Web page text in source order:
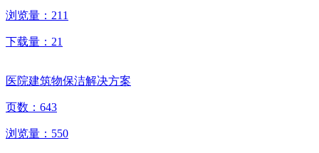
浏览量： 211
下载量： 21
医院建筑物保洁解决方案
页数： 643
浏览量： 550